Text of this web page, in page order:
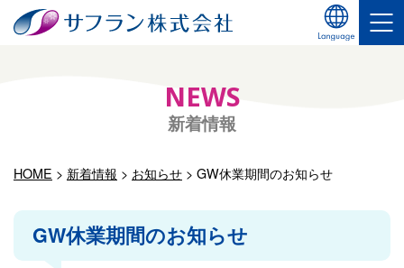
NEWS
新着情報
HOME > 新着情報 > お知らせ > GW休業期間のお知らせ
GW休業期間のお知らせ